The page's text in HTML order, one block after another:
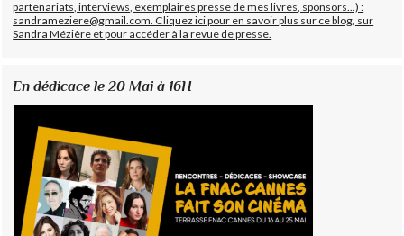
partenariats, interviews, exemplaires presse de mes livres, sponsors...) :
sandrameziere@gmail.com. Cliquez ici pour en savoir plus sur ce blog, sur
Sandra Mézière et pour accéder à la revue de presse.
En dédicace le 20 Mai à 16H